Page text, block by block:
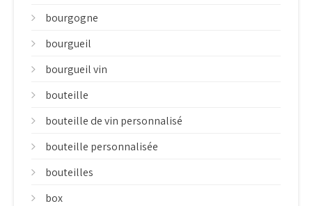
bourgogne
bourgueil
bourgueil vin
bouteille
bouteille de vin personnalisé
bouteille personnalisée
bouteilles
box